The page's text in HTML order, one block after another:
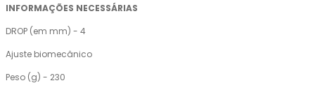
INFORMAÇÕES NECESSÁRIAS
DROP (em mm) - 4
Ajuste biomecânico
Peso (g) - 230